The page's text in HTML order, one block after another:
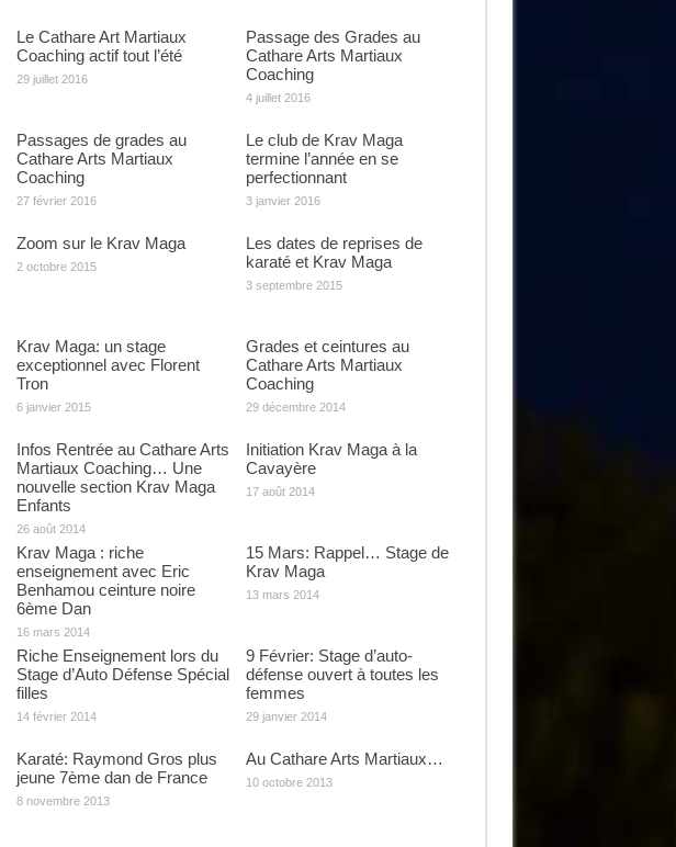
Le Cathare Art Martiaux
Coaching actif tout l’été
29 juillet 2016
Passage des Grades au
Cathare Arts Martiaux
Coaching
4 juillet 2016
Passages de grades au
Cathare Arts Martiaux
Coaching
27 février 2016
Le club de Krav Maga
termine l’année en se
perfectionnant
3 janvier 2016
Zoom sur le Krav Maga
2 octobre 2015
Les dates de reprises de
karaté et Krav Maga
3 septembre 2015
Krav Maga: un stage
exceptionnel avec Florent
Tron
6 janvier 2015
Grades et ceintures au
Cathare Arts Martiaux
Coaching
29 décembre 2014
Infos Rentrée au Cathare Arts
Martiaux Coaching… Une
nouvelle section Krav Maga
Enfants
26 août 2014
Initiation Krav Maga à la
Cavayère
17 août 2014
Krav Maga : riche
enseignement avec Eric
Benhamou ceinture noire
6ème Dan
16 mars 2014
15 Mars: Rappel… Stage de
Krav Maga
13 mars 2014
Riche Enseignement lors du
Stage d’Auto Défense Spécial
filles
14 février 2014
9 Février: Stage d’auto-
défense ouvert à toutes les
femmes
29 janvier 2014
Karaté: Raymond Gros plus
jeune 7ème dan de France
8 novembre 2013
Au Cathare Arts Martiaux…
10 octobre 2013